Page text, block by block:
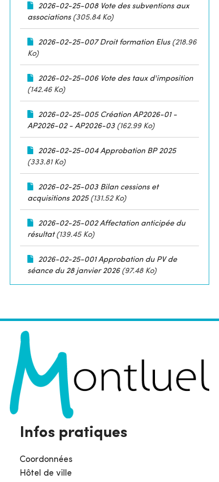
2026-02-25-008 Vote des subventions aux
associations(305.84 Ko)
2026-02-25-007 Droit formation Elus(218.96
Ko)
2026-02-25-006 Vote des taux d'imposition
(142.46 Ko)
2026-02-25-005 Création AP2026-01 -
AP2026-02 - AP2026-03(162.99 Ko)
2026-02-25-004 Approbation BP 2025
(333.81 Ko)
2026-02-25-003 Bilan cessions et
acquisitions 2025(131.52 Ko)
2026-02-25-002 Affectation anticipée du
résultat(139.45 Ko)
2026-02-25-001 Approbation du PV de
séance du 28 janvier 2026(97.48 Ko)
Infos pratiques
Coordonnées
Hôtel de ville